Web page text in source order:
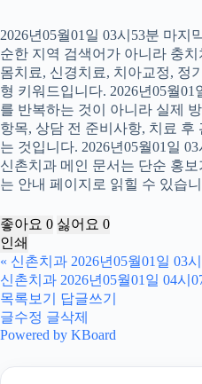
2026년05월01일 03시53분 마
순한 지역 검색어가 아니라 충
몸치료, 신경치료, 치아교정, 정
형 키워드입니다. 2026년05월
를 반복하는 것이 아니라 실제
항목, 상담 전 준비사항, 치료
는 것입니다. 2026년05월01일
신촌치과 메인 문서는 단순 홍
는 안내 페이지로 읽힐 수 있습
좋아요 0 싫어요 0
인쇄
« 신촌치과 2026년05월01일 03
신촌치과 2026년05월01일 04시
목록보기
답글쓰기
글수정 글삭제
Powered by KBoard